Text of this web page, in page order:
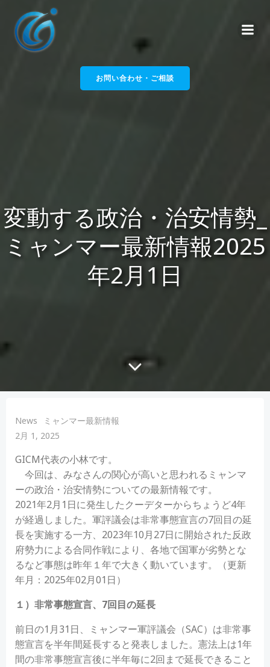
ン
ツ
へ
ス
お問い合わせ・ご相談
変動する政治・治安情勢_
ミャンマー最新情報2025
年2月1日
News
ミャンマー最新情報
2月 1, 2025
GICM代表の小林です。
今回は、みなさんの関心が高いと思われるミャンマ
ーの政治・治安情勢についての最新情報です。
2021年2月1日に発生したクーデターからちょうど4年
が経過しました。軍評議会は非常事態宣言の7回目の延
長を実施する一方、2023年10月27日に開始された反政
府勢力による合同作戦により、各地で国軍が劣勢とな
るなど事態は昨年１年で大きく動いています。（更新
年月：2025年02月01日）
１）非常事態宣言、7回目の延長
前日の1月31日、ミャンマー軍評議会（SAC）は非常事
態宣言を半年間延長すると発表しました。憲法上は1年
間の非常事態宣言後に半年毎に2回まで延長できること